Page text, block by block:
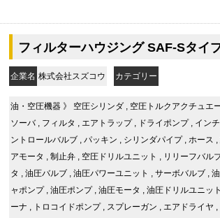
フィルターハウジング SAF-Sタイ
企業名 株式会社スズコウ カテゴリー
油・空圧機器 》 空圧シリンダ , 空圧トルクアクチュエ
ソーバ, フィルタ , エアトラップ, ドライポンプ, イン
ントロールバルブ , パッキン , シリンダパイプ, ホース ,
アモータ , 制止弁 , 空圧ドリルユニット , リリーフバル
タ , 油圧バルブ , 油圧パワーユニット , サーボバルブ ,
ャポンプ, 油圧ポンプ, 油圧モータ , 油圧ドリルユニット
ーナ , トロコイドポンプ, スプレーガン , エアドライヤ ,